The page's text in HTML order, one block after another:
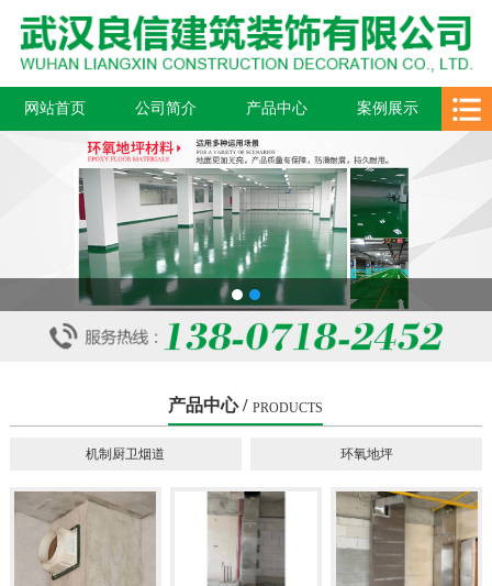
网站首页 公司简介 产品中心 案例展示
在线留言 联系我们
1 2
产品中心 / PRODUCTS
机制厨卫烟道 环氧地坪